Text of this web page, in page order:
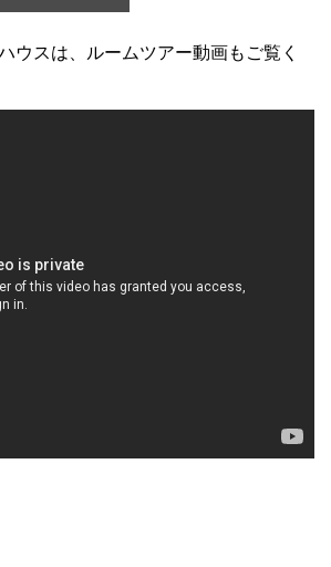
ウスは、ルームツアー動画もご覧く